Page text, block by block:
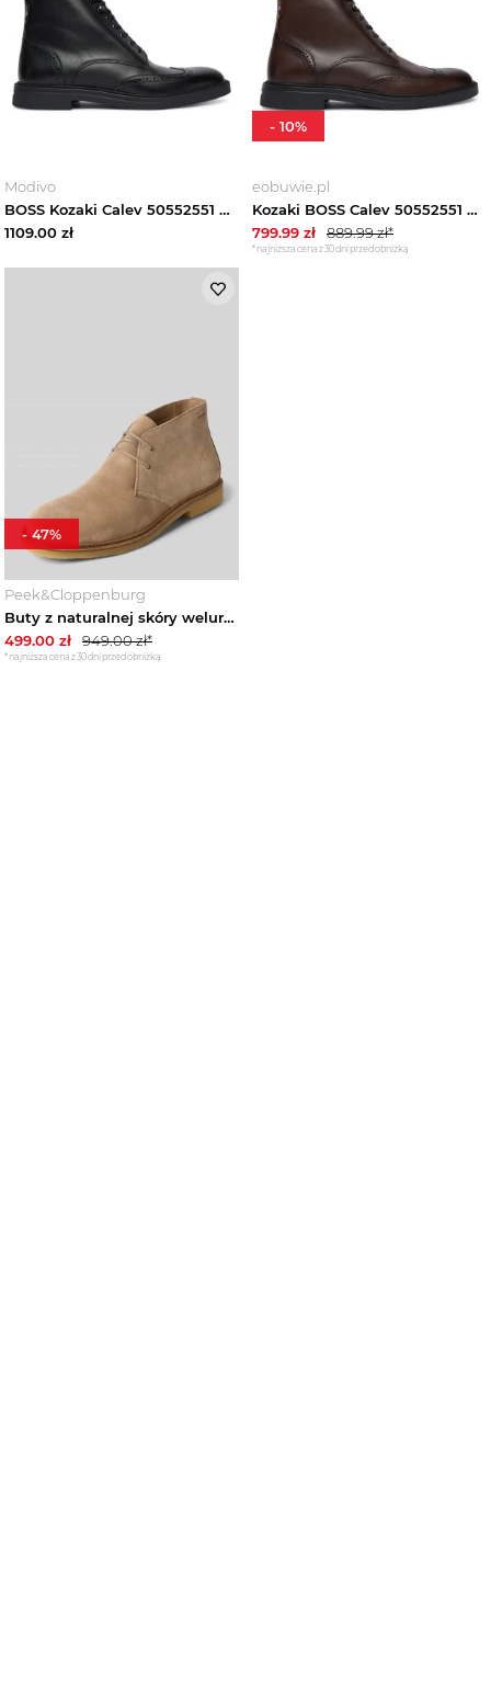
Modivo
BOSS Kozaki Calev 50552551 Czarny
1109.00 zł
eobuwie.pl
Kozaki BOSS Calev 50552551 Brązowy
799.99 zł 889.99zł*
*najniższa cena z 30 dni przed obniżką
- 10%
Peek&Cloppenburg
Buty z naturalnej skóry welurowej model ‘KOPE’ Boss Beżowy
499.00 zł 949.00zł*
*najniższa cena z 30 dni przed obniżką
- 47%